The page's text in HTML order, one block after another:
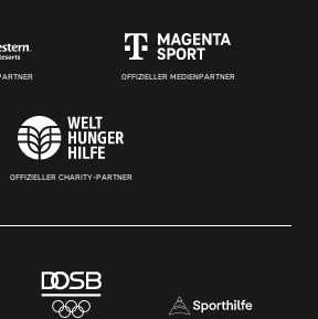
OFFIZIELLER MEDIENPARTNER
OFFIZIELLER CHARITY-PARTNER